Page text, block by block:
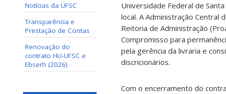
Notícias da UFSC
Transparência e
Prestação de Contas
Renovação do
contrato HU-UFSC e
Ebserh (2026)
Universidade Federal de
local. A Administração Central
Reitoria de Administração
Compromisso para
pela gerência da livraria e
discricionários.
Com o encerramento do